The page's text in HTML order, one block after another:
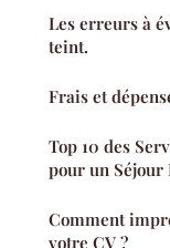
Les erreurs à
teint.
Frais et
Top 10 des
pour un
Comment
votre CV ?